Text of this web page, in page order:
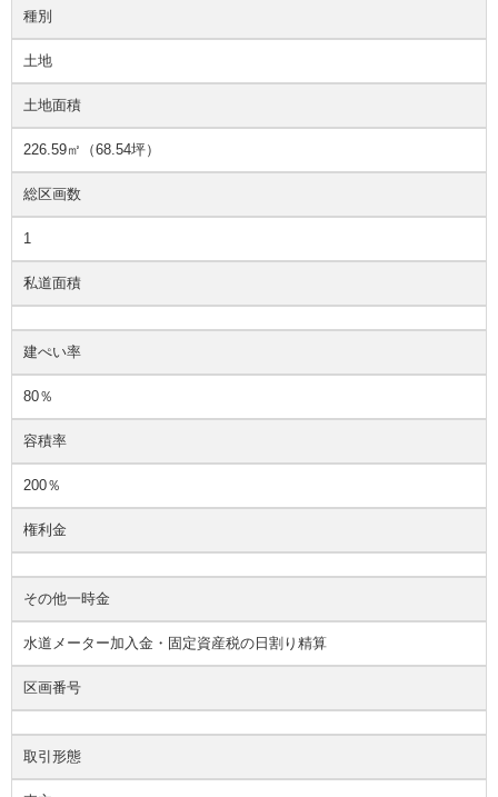
種別
土地
土地面積
226.59㎡（68.54坪）
総区画数
1
私道面積
建ぺい率
80％
容積率
200％
権利金
その他一時金
水道メーター加入金・固定資産税の日割り精算
区画番号
取引形態